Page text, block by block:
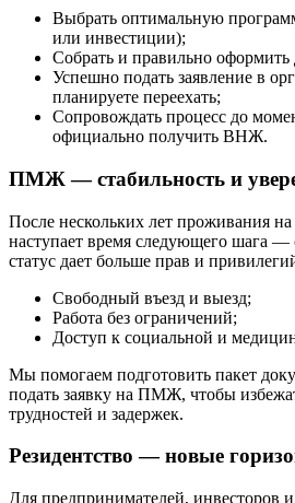
Выбрать оптимальную
или инвестиции);
Собрать и правильно
Успешно подать заявление в
планируете переехать;
Сопровождать процесс до
официально получить ВНЖ.
ПМЖ — стабильность и
После нескольких лет проживания
наступает время следующего шага
статус дает больше прав и
Свободный въезд и выезд;
Работа без ограничений;
Доступ к социальной и
Мы помогаем подготовить пакет
подать заявку на ПМЖ, чтобы
трудностей и задержек.
Резидентство — новые
Для предпринимателей, инвесторов